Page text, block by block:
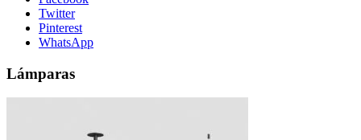
Twitter
Pinterest
WhatsApp
Lámparas